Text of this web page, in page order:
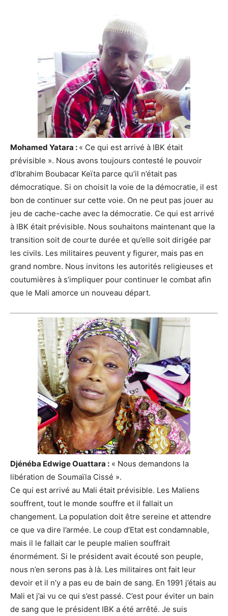
Mohamed Yatara : « Ce qui est arrivé à IBK était
prévisible ». Nous avons toujours contesté le pouvoir
d’Ibrahim Boubacar Keïta parce qu’il n’était pas
démocratique. Si on choisit la voie de la démocratie, il est
bon de continuer sur cette voie. On ne peut pas jouer au
jeu de cache-cache avec la démocratie. Ce qui est arrivé
à IBK était prévisible. Nous souhaitons maintenant que la
transition soit de courte durée et qu’elle soit dirigée par
les civils. Les militaires peuvent y figurer, mais pas en
grand nombre. Nous invitons les autorités religieuses et
coutumières à s’impliquer pour continuer le combat afin
que le Mali amorce un nouveau départ.
Djénéba Edwige Ouattara : « Nous demandons la
libération de Soumaïla Cissé ».
Ce qui est arrivé au Mali était prévisible. Les Maliens
souffrent, tout le monde souffre et il fallait un
changement. La population doit être sereine et attendre
ce que va dire l’armée. Le coup d’Etat est condamnable,
mais il le fallait car le peuple malien souffrait
énormément. Si le président avait écouté son peuple,
nous n’en serons pas à là. Les militaires ont fait leur
devoir et il n’y a pas eu de bain de sang. En 1991 j’étais au
Mali et j’ai vu ce qui s’est passé. C’est pour éviter un bain
de sang que le président IBK a été arrêté. Je suis